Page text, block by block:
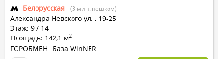
Белорусская (3 мин. пешком)
Александра Невского ул. , 19-25
Этаж: 9 / 14
Площадь: 142,1 м2
ГОРОБМЕН
База WinNER